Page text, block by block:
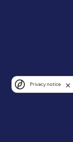
Privacy notice